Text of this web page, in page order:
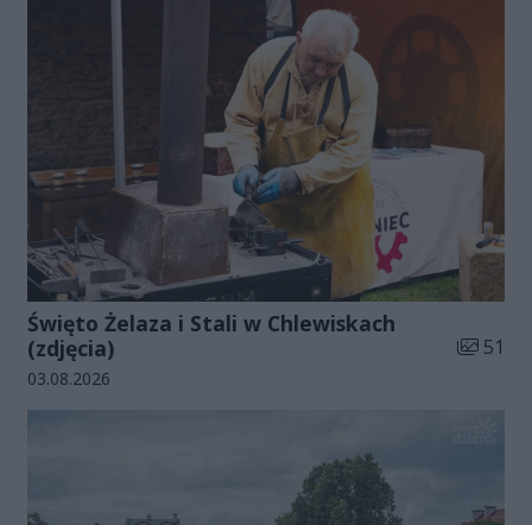
Święto Żelaza i Stali w Chlewiskach
(zdjęcia)
Liczba
51
Data dodania galerii:
03.08.2026